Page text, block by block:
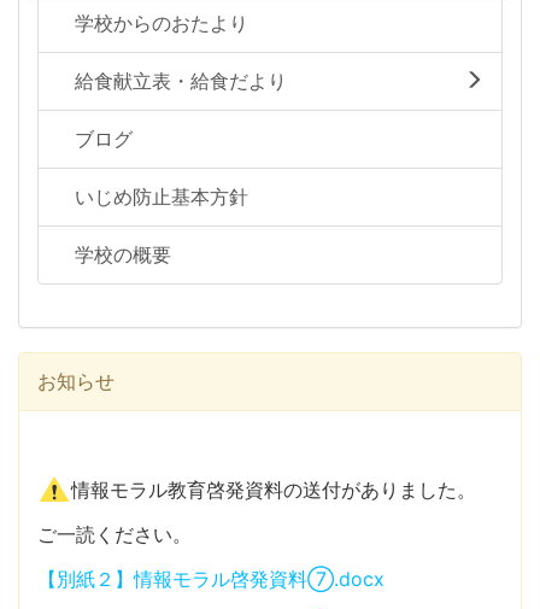
学校からのおたより
給食献立表・給食だより
ブログ
いじめ防止基本方針
学校の概要
お知らせ
情報モラル教育啓発資料の送付がありました。
ご一読ください。
【別紙２】情報モラル啓発資料⑦.docx